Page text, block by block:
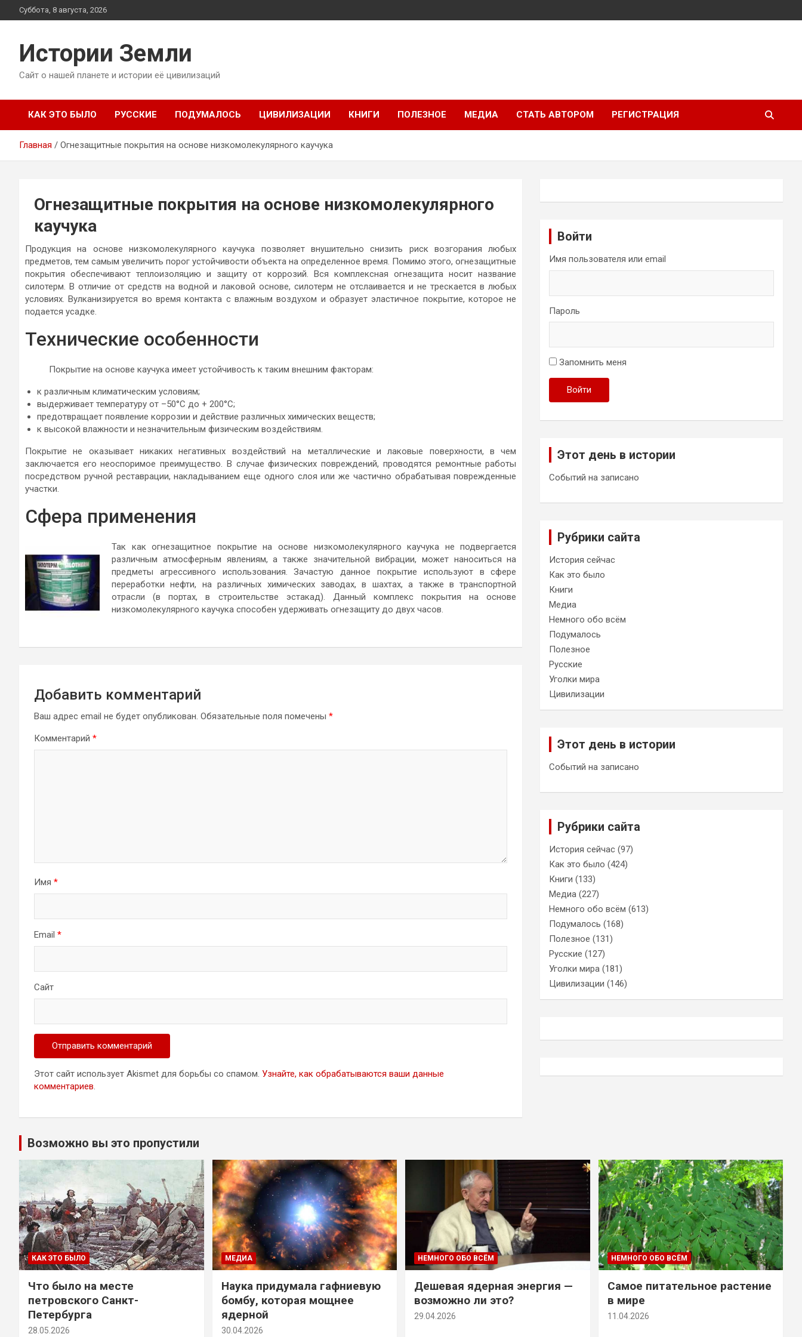
Перейти
к
Суббота, 8 августа, 2026
Истории Земли
Сайт о нашей планете и истории её цивилизаций
КАК ЭТО БЫЛО РУССКИЕ ПОДУМАЛОСЬ ЦИВИЛИЗАЦИИ КНИГИ ПОЛЕЗНОЕ МЕДИА СТАТЬ АВТОРОМ РЕГИСТРАЦИЯ
Главная Огнезащитные покрытия на основе низкомолекулярного каучука
Огнезащитные покрытия на основе низкомолекулярного
каучука
Продукция на основе низкомолекулярного каучука позволяет внушительно снизить риск возгорания любых
предметов, тем самым увеличить порог устойчивости объекта на определенное время. Помимо этого, огнезащитные
покрытия обеспечивают теплоизоляцию и защиту от коррозий. Вся комплексная огнезащита носит название
силотерм. В отличие от средств на водной и лаковой основе, силотерм не отслаивается и не трескается в любых
условиях. Вулканизируется во время контакта с влажным воздухом и образует эластичное покрытие, которое не
подается усадке.
Технические особенности
Покрытие на основе каучука имеет устойчивость к таким внешним факторам:
к различным климатическим условиям;
выдерживает температуру от –50°С до + 200°С;
предотвращает появление коррозии и действие различных химических веществ;
к высокой влажности и незначительным физическим воздействиям.
Покрытие не оказывает никаких негативных воздействий на металлические и лаковые поверхности, в чем
заключается его неоспоримое преимущество. В случае физических повреждений, проводятся ремонтные работы
посредством ручной реставрации, накладыванием еще одного слоя или же частично обрабатывая поврежденные
участки.
Сфера применения
Так как огнезащитное покрытие на основе низкомолекулярного каучука не подвергается
различным атмосферным явлениям, а также значительной вибрации, может наноситься на
предметы агрессивного использования. Зачастую данное покрытие используют в сфере
переработки нефти, на различных химических заводах, в шахтах, а также в транспортной
отрасли (в портах, в строительстве эстакад). Данный комплекс покрытия на основе
низкомолекулярного каучука способен удерживать огнезащиту до двух часов.
Добавить комментарий
Ваш адрес email не будет опубликован. Обязательные поля помечены *
Комментарий *
Имя *
Email *
Сайт
Этот сайт использует Akismet для борьбы со спамом. Узнайте, как обрабатываются ваши данные
комментариев
Войти
Имя пользователя или email
Пароль
Запомнить меня
Войти
Этот день в истории
Событий на записано
Рубрики сайта
История сейчас
Как это было
Книги
Медиа
Немного обо всём
Подумалось
Полезное
Русские
Уголки мира
Цивилизации
Этот день в истории
Событий на записано
Рубрики сайта
История сейчас (97)
Как это было (424)
Книги (133)
Медиа (227)
Немного обо всём (613)
Подумалось (168)
Полезное (131)
Русские (127)
Уголки мира (181)
Цивилизации (146)
Возможно вы это пропустили
КАК ЭТО БЫЛО
Что было на месте
петровского Санкт-
Петербурга
28.05.2026
МЕДИА
Наука придумала гафниевую
бомбу, которая мощнее
ядерной
30.04.2026
НЕМНОГО ОБО ВСЁМ
Дешевая ядерная энергия —
возможно ли это?
29.04.2026
НЕМНОГО ОБО ВСЁМ
Самое питательное растение
в мире
11.04.2026